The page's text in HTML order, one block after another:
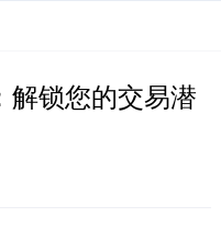
解锁您的交易潜